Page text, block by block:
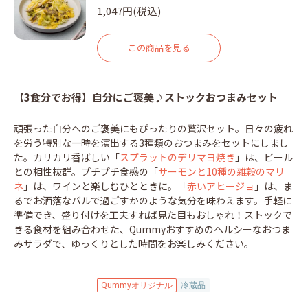
1,047円(税込)
この商品を見る
【3食分でお得】自分にご褒美♪ストックおつまみセット
頑張った自分へのご褒美にもぴったりの贅沢セット。日々の疲れ
を労う特別な一時を演出する3種類のおつまみをセットにしまし
た。カリカリ香ばしい「スプラットのデリマヨ焼き 」は、ビール
との相性抜群。プチプチ食感の「サーモンと10種の雑穀のマリ
ネ 」は、ワインと楽しむひとときに。「赤いアヒージョ 」は、ま
るでお洒落なバルで過ごすかのような気分を味わえます。手軽に
準備でき、盛り付けを工夫すれば見た目もおしゃれ！ストックで
きる食材を組み合わせた、Qummyおすすめのヘルシーなおつま
みサラダで、ゆっくりとした時間をお楽しみください。
Qummyオリジナル 冷蔵品